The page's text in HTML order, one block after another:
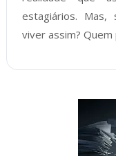
estagiários. Mas,
viver assim?